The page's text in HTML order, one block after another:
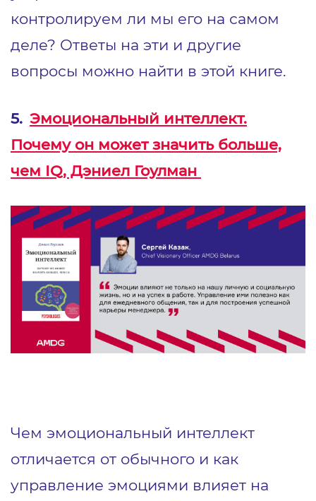
контролируем ли мы его на самом
деле? Ответы на эти и другие
вопросы можно найти в этой книге.
5. Эмоциональный интеллект.
Почему он может значить больше,
чем IQ, Дэниел Гоулман
Чем эмоциональный интеллект
отличается от обычного и как
управление эмоциями влияет на